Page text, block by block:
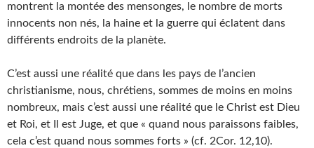
montrent la montée des mensonges, le nombre de morts
innocents non nés, la haine et la guerre qui éclatent dans
différents endroits de la planète.
C’est aussi une réalité que dans les pays de l’ancien
christianisme, nous, chrétiens, sommes de moins en moins
nombreux, mais c’est aussi une réalité que le Christ est Dieu
et Roi, et Il est Juge, et que « quand nous paraissons faibles,
cela c’est quand nous sommes forts » (cf. 2Cor. 12,10).